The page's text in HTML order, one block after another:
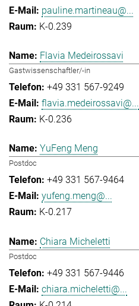
pauline.martineau@...
K-0.239
Flavia Medeirossavi
Gastwissenschaftler/-in
+49 331 567-9249
flavia.medeirossavi@...
K-0.236
YuFeng Meng
Postdoc
+49 331 567-9464
yufeng.meng@...
K-0.217
Chiara Micheletti
Postdoc
+49 331 567-9446
chiara.micheletti@...